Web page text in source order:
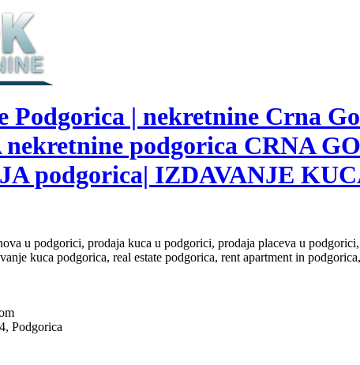
Podgorica | nekretnine Crna
podgorica CRNA
podgorica| IZDAVANJE
u podgorici, prodaja kuca u podgorici, prodaja placeva u
kuca podgorica, real estate podgorica, rent apartment in
Podgorica